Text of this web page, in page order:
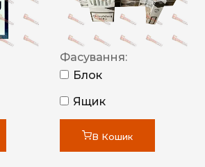
Фасування:
Блок
Ящик
В Кошик